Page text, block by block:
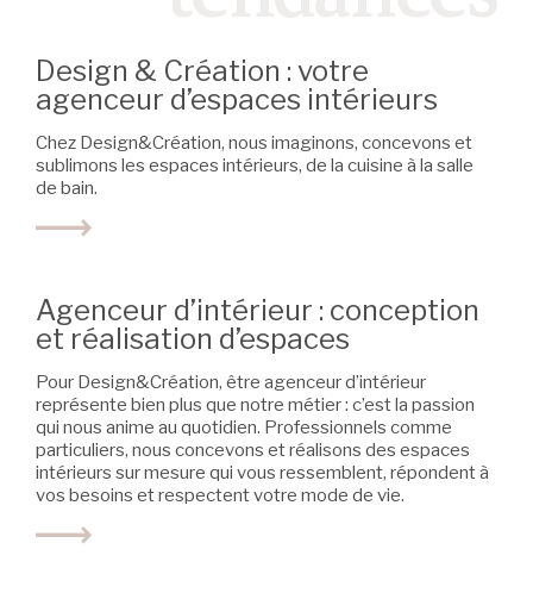
Design & Création : votre
agenceur d’espaces intérieurs
Chez Design&Création, nous imaginons, concevons et
sublimons les espaces intérieurs, de la cuisine à la salle
de bain.
Agenceur d’intérieur : conception
et réalisation d’espaces
Pour Design&Création, être agenceur d’intérieur
représente bien plus que notre métier : c’est la passion
qui nous anime au quotidien. Professionnels comme
particuliers, nous concevons et réalisons des espaces
intérieurs sur mesure qui vous ressemblent, répondent à
vos besoins et respectent votre mode de vie.